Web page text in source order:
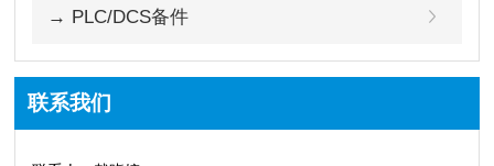
→ PLC/DCS备件
联系我们